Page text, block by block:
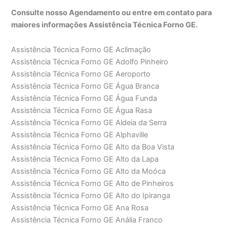
Consulte nosso Agendamento ou entre em contato para
maiores informações Assistência Técnica Forno GE.
Assistência Técnica Forno GE Aclimação
Assistência Técnica Forno GE Adolfo Pinheiro
Assistência Técnica Forno GE Aeroporto
Assistência Técnica Forno GE Água Branca
Assistência Técnica Forno GE Água Funda
Assistência Técnica Forno GE Água Rasa
Assistência Técnica Forno GE Aldeia da Serra
Assistência Técnica Forno GE Alphaville
Assistência Técnica Forno GE Alto da Boa Vista
Assistência Técnica Forno GE Alto da Lapa
Assistência Técnica Forno GE Alto da Moóca
Assistência Técnica Forno GE Alto de Pinheiros
Assistência Técnica Forno GE Alto do Ipiranga
Assistência Técnica Forno GE Ana Rosa
Assistência Técnica Forno GE Anália Franco